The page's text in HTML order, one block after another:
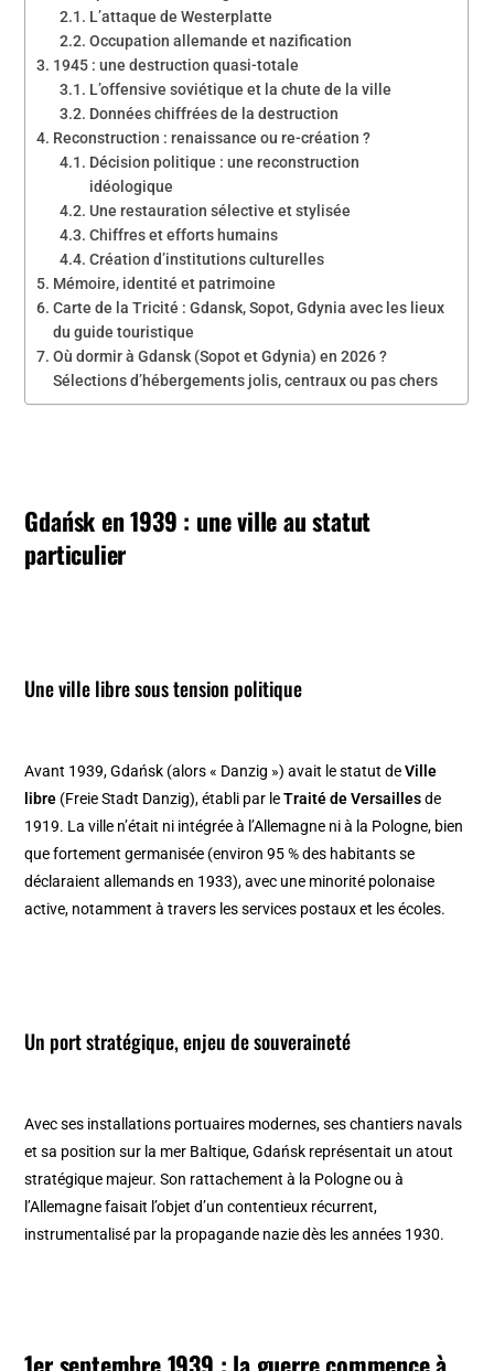
L’attaque de Westerplatte
Occupation allemande et nazification
1945 : une destruction quasi-totale
L’offensive soviétique et la chute de la ville
Données chiffrées de la destruction
Reconstruction : renaissance ou re-création ?
Décision politique : une reconstruction
idéologique
Une restauration sélective et stylisée
Chiffres et efforts humains
Création d’institutions culturelles
Mémoire, identité et patrimoine
Carte de la Tricité : Gdansk, Sopot, Gdynia avec les lieux
du guide touristique
Où dormir à Gdansk (Sopot et Gdynia) en 2026 ?
Sélections d’hébergements jolis, centraux ou pas chers
Gdańsk en 1939 : une ville au statut
particulier
Une ville libre sous tension politique
Avant 1939, Gdańsk (alors « Danzig ») avait le statut deVille
libre (Freie Stadt Danzig), établi par leTraité de Versaillesde
1919. La ville n’était ni intégrée à l’Allemagne ni à la Pologne, bien
que fortement germanisée (environ 95 % des habitants se
déclaraient allemands en 1933), avec une minorité polonaise
active, notamment à travers les services postaux et les écoles.
Un port stratégique, enjeu de souveraineté
Avec ses installations portuaires modernes, ses chantiers navals
et sa position sur la mer Baltique, Gdańsk représentait un atout
stratégique majeur. Son rattachement à la Pologne ou à
l’Allemagne faisait l’objet d’un contentieux récurrent,
instrumentalisé par la propagande nazie dès les années 1930.